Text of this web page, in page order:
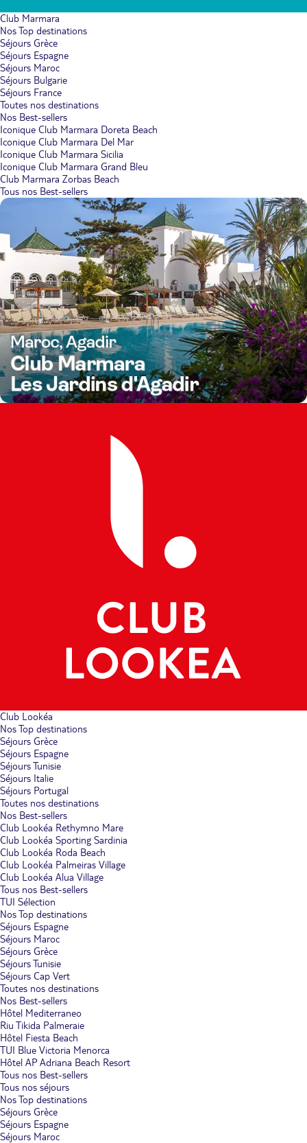
Club Marmara
Nos Top destinations
Séjours Grèce
Séjours Espagne
Séjours Maroc
Séjours Bulgarie
Séjours France
Toutes nos destinations
Nos Best-sellers
Iconique Club Marmara Doreta Beach
Iconique Club Marmara Del Mar
Iconique Club Marmara Sicilia
Iconique Club Marmara Grand Bleu
Club Marmara Zorbas Beach
Tous nos Best-sellers
Club Lookéa
Nos Top destinations
Séjours Grèce
Séjours Espagne
Séjours Tunisie
Séjours Italie
Séjours Portugal
Toutes nos destinations
Nos Best-sellers
Club Lookéa Rethymno Mare
Club Lookéa Sporting Sardinia
Club Lookéa Roda Beach
Club Lookéa Palmeiras Village
Club Lookéa Alua Village
Tous nos Best-sellers
TUI Sélection
Nos Top destinations
Séjours Espagne
Séjours Maroc
Séjours Grèce
Séjours Tunisie
Séjours Cap Vert
Toutes nos destinations
Nos Best-sellers
Hôtel Mediterraneo
Riu Tikida Palmeraie
Hôtel Fiesta Beach
TUI Blue Victoria Menorca
Hôtel AP Adriana Beach Resort
Tous nos Best-sellers
Tous nos séjours
Nos Top destinations
Séjours Grèce
Séjours Espagne
Séjours Maroc